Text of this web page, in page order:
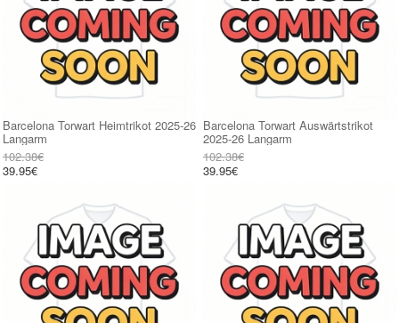
Barcelona Torwart Heimtrikot 2025-26
Langarm
102.38€
39.95€
Barcelona Torwart Auswärtstrikot
2025-26 Langarm
102.38€
39.95€